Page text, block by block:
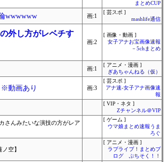
まとめCUP
wwwwww 画:1
[ 芸スポ ]
mashlife通信
外し方がレベチす
画:2
[ 画像・動画 ]
女子アナお宝画像速報
－5chまとめ
画:1
[ アニメ・漫画 ]
ぎあちゃんねる（仮）
※動画あり 画:3
[ 芸スポ ]
アナ速‐女子アナ画像速
報
[ VIP・ネタ ]
Zチャンネル＠VIP
さんみたいな演技の方がレア
[ ゲーム ]
ウマ娘まとめ速報うま
ろぐ
空】
[ アニメ・漫画 ]
ラブライブ！まとめブ
ログ ぷちそく！！